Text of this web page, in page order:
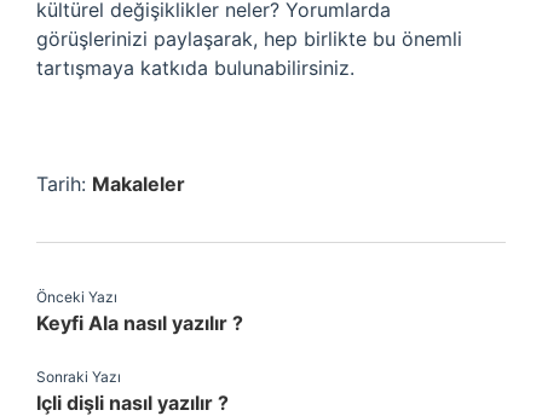
kültürel değişiklikler neler? Yorumlarda
görüşlerinizi paylaşarak, hep birlikte bu önemli
tartışmaya katkıda bulunabilirsiniz.
Tarih: Makaleler
Önceki Yazı
Keyfi Ala nasıl yazılır ?
Sonraki Yazı
Içli dişli nasıl yazılır ?